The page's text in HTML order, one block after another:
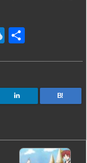
R
n
dr
o
B!